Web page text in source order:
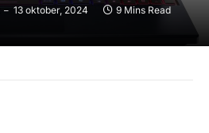
13 oktober, 2024 9 Mins Read